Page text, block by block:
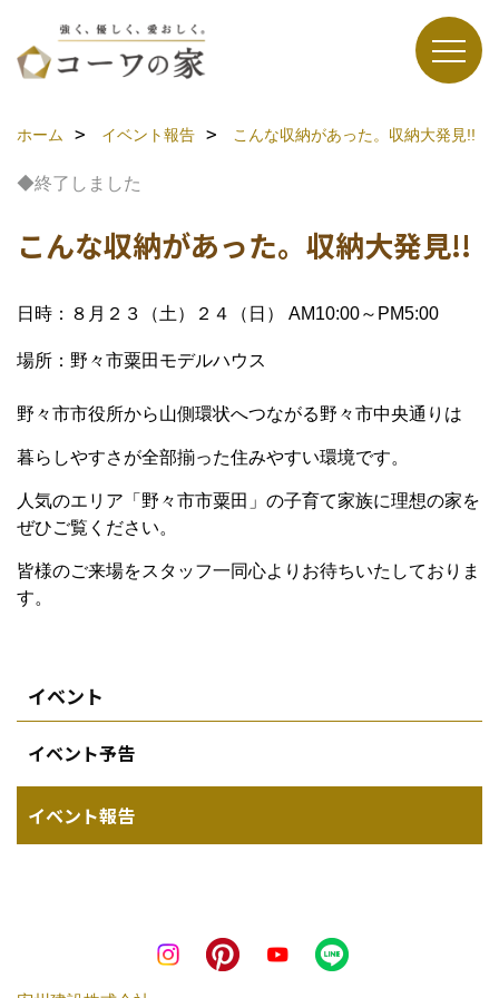
ホーム イベント報告 こんな収納があった。収納大発見!!
◆終了しました
こんな収納があった。収納大発見!!
日時：８月２３（土）２４（日） AM10:00～PM5:00
場所：野々市粟田モデルハウス
野々市市役所から山側環状へつながる野々市中央通りは
暮らしやすさが全部揃った住みやすい環境です。
人気のエリア「野々市市粟田」の子育て家族に理想の家を
ぜひご覧ください。
皆様のご来場をスタッフ一同心よりお待ちいたしておりま
す。
イベント
イベント予告
イベント報告